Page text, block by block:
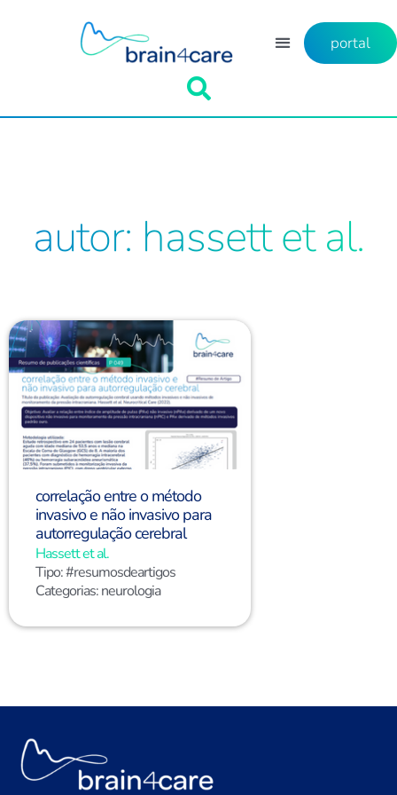
portal
autor: hassett et al.
correlação entre o método
invasivo e não invasivo para
autorregulação cerebral
Hassett et al.
Tipo:#resumosdeartigos
Categorias:neurologia